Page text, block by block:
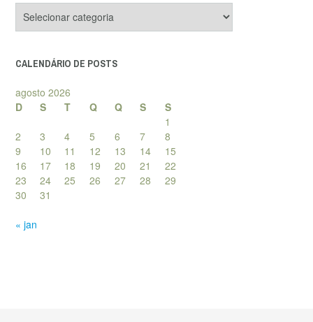
de
CALENDÁRIO DE POSTS
agosto 2026
D
S T Q Q S
S
1
2
3 4 5 6 7
8
9
10 11 12 13 14
15
16
17 18 19 20 21
22
23
24 25 26 27 28
29
30
31
« jan